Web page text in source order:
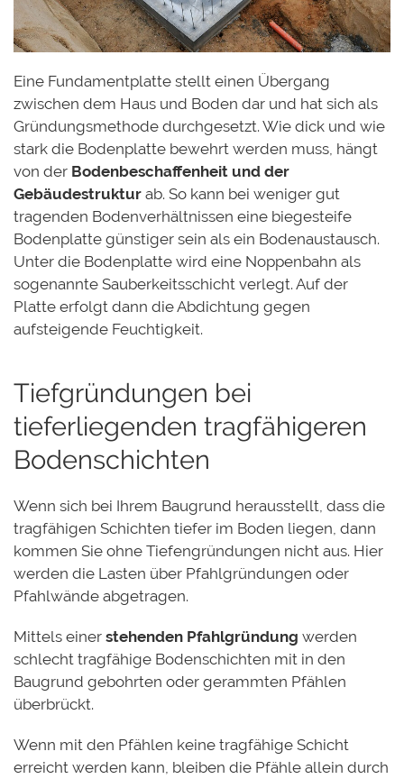
Eine Fundamentplatte stellt einen Übergang
zwischen dem Haus und Boden dar und hat sich als
Gründungsmethode durchgesetzt. Wie dick und wie
stark die Bodenplatte bewehrt werden muss, hängt
von der Bodenbeschaffenheit und der
Gebäudestruktur ab. So kann bei weniger gut
tragenden Bodenverhältnissen eine biegesteife
Bodenplatte günstiger sein als ein Bodenaustausch.
Unter die Bodenplatte wird eine Noppenbahn als
sogenannte Sauberkeitsschicht verlegt. Auf der
Platte erfolgt dann die Abdichtung gegen
aufsteigende Feuchtigkeit.
Tiefgründungen bei
tieferliegenden tragfähigeren
Bodenschichten
Wenn sich bei Ihrem Baugrund herausstellt, dass die
tragfähigen Schichten tiefer im Boden liegen, dann
kommen Sie ohne Tiefengründungen nicht aus. Hier
werden die Lasten über Pfahlgründungen oder
Pfahlwände abgetragen.
Mittels einer stehenden Pfahlgründung werden
schlecht tragfähige Bodenschichten mit in den
Baugrund gebohrten oder gerammten Pfählen
überbrückt.
Wenn mit den Pfählen keine tragfähige Schicht
erreicht werden kann, bleiben die Pfähle allein durch